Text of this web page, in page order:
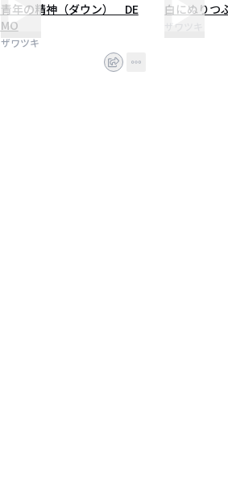
青年の精神（ダウン） DE
MO
ザワツキ
白にぬりつ
ザワツキ